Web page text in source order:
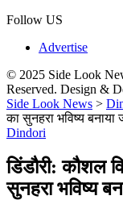
Follow US
Advertise
© 2025 Side Look
Reserved. Design &
Side Look News >
का सुनहरा भविष्य
Dindori
डिंडौरी: कौशल
सुनहरा भविष्य